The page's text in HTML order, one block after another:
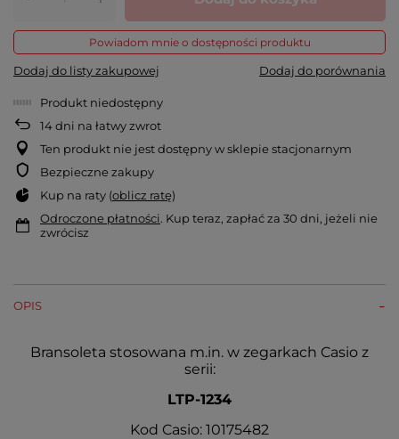
Powiadom mnie o dostępności produktu
Dodaj do listy zakupowej Dodaj do porównania
Produkt niedostępny
14dni na łatwy zwrot
Ten produkt nie jest dostępny w sklepie stacjonarnym
Bezpieczne zakupy
Kup na raty (oblicz ratę)
Odroczone płatności. Kup teraz, zapłać za 30 dni, jeżeli nie
zwrócisz
OPIS
Bransoleta stosowana m.in. w zegarkach Casio z
serii:
LTP-1234
Kod Casio: 10175482